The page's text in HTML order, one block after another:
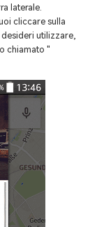
laterale.
cliccare sulla
utilizzare,
chiamato "